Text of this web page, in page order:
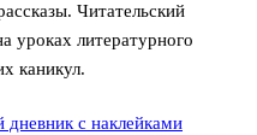
Читательский
уроках литературного
каникул.
дневник с наклейками